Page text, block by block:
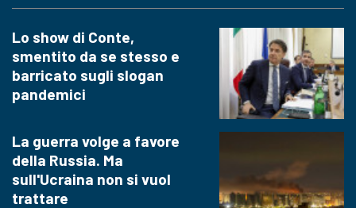
Lo show di Conte,
smentito da se stesso e
barricato sugli slogan
pandemici
La guerra volge a favore
della Russia. Ma
sull'Ucraina non si vuol
trattare